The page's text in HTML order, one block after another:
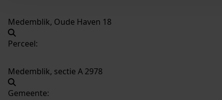
Medemblik, Oude Haven 18
Perceel:
Medemblik, sectie A 2978
Gemeente: